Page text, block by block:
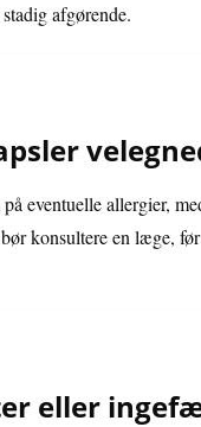
afgørende.
eventuelle allergier,
konsultere en læge,
eller